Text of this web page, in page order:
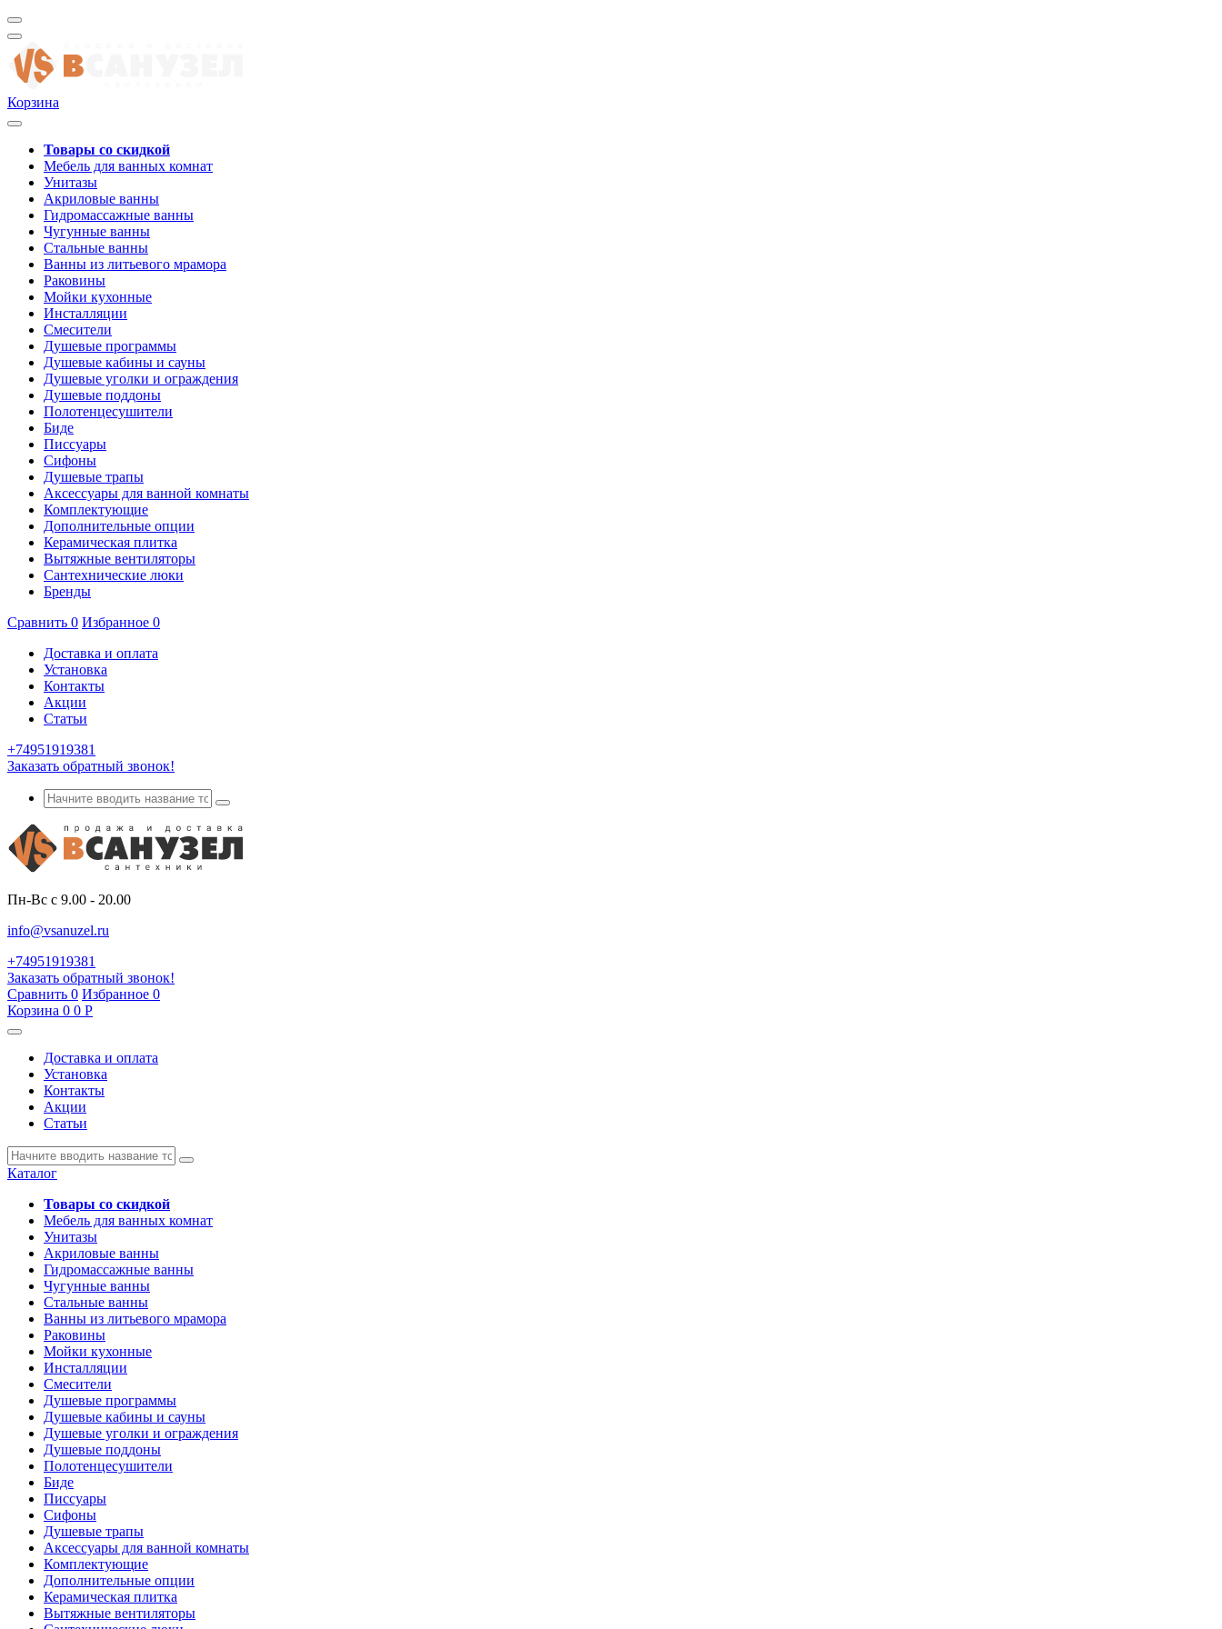
Корзина
Товары со скидкой
Мебель для ванных комнат
Унитазы
Акриловые ванны
Гидромассажные ванны
Чугунные ванны
Стальные ванны
Ванны из литьевого мрамора
Раковины
Мойки кухонные
Инсталляции
Смесители
Душевые программы
Душевые кабины и сауны
Душевые уголки и ограждения
Душевые поддоны
Полотенцесушители
Биде
Писсуары
Сифоны
Душевые трапы
Аксессуары для ванной комнаты
Комплектующие
Дополнительные опции
Керамическая плитка
Вытяжные вентиляторы
Сантехнические люки
Бренды
Сравнить 0 Избранное 0
Доставка и оплата
Установка
Контакты
Акции
Статьи
+74951919381
Заказать обратный звонок!
Пн-Вс с 9.00 - 20.00
info@vsanuzel.ru
+74951919381
Заказать обратный звонок!
Сравнить 0 Избранное 0
Корзина 0 0 Р
Доставка и оплата
Установка
Контакты
Акции
Статьи
Каталог
Товары со скидкой
Мебель для ванных комнат
Унитазы
Акриловые ванны
Гидромассажные ванны
Чугунные ванны
Стальные ванны
Ванны из литьевого мрамора
Раковины
Мойки кухонные
Инсталляции
Смесители
Душевые программы
Душевые кабины и сауны
Душевые уголки и ограждения
Душевые поддоны
Полотенцесушители
Биде
Писсуары
Сифоны
Душевые трапы
Аксессуары для ванной комнаты
Комплектующие
Дополнительные опции
Керамическая плитка
Вытяжные вентиляторы